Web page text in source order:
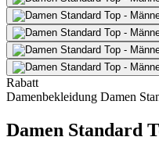
Rabatt
Damenbekleidung Damen
Damen Standard